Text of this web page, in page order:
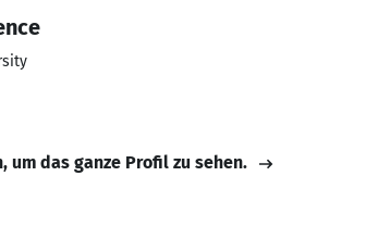
um das ganze Profil zu sehen.